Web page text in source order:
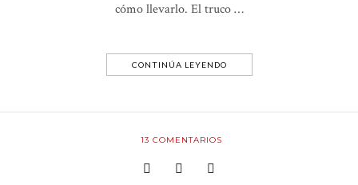
cómo llevarlo. El truco …
CONTINÚA LEYENDO
13 COMENTARIOS